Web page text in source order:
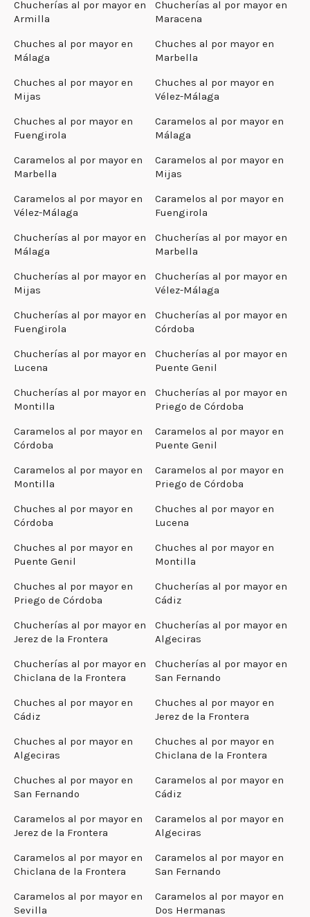
Chucherías al por mayor en
Armilla
Chucherías al por mayor en
Maracena
Chuches al por mayor en
Málaga
Chuches al por mayor en
Marbella
Chuches al por mayor en
Mijas
Chuches al por mayor en
Vélez-Málaga
Chuches al por mayor en
Fuengirola
Caramelos al por mayor en
Málaga
Caramelos al por mayor en
Marbella
Caramelos al por mayor en
Mijas
Caramelos al por mayor en
Vélez-Málaga
Caramelos al por mayor en
Fuengirola
Chucherías al por mayor en
Málaga
Chucherías al por mayor en
Marbella
Chucherías al por mayor en
Mijas
Chucherías al por mayor en
Vélez-Málaga
Chucherías al por mayor en
Fuengirola
Chucherías al por mayor en
Córdoba
Chucherías al por mayor en
Lucena
Chucherías al por mayor en
Puente Genil
Chucherías al por mayor en
Montilla
Chucherías al por mayor en
Priego de Córdoba
Caramelos al por mayor en
Córdoba
Caramelos al por mayor en
Puente Genil
Caramelos al por mayor en
Montilla
Caramelos al por mayor en
Priego de Córdoba
Chuches al por mayor en
Córdoba
Chuches al por mayor en
Lucena
Chuches al por mayor en
Puente Genil
Chuches al por mayor en
Montilla
Chuches al por mayor en
Priego de Córdoba
Chucherías al por mayor en
Cádiz
Chucherías al por mayor en
Jerez de la Frontera
Chucherías al por mayor en
Algeciras
Chucherías al por mayor en
Chiclana de la Frontera
Chucherías al por mayor en
San Fernando
Chuches al por mayor en
Cádiz
Chuches al por mayor en
Jerez de la Frontera
Chuches al por mayor en
Algeciras
Chuches al por mayor en
Chiclana de la Frontera
Chuches al por mayor en
San Fernando
Caramelos al por mayor en
Cádiz
Caramelos al por mayor en
Jerez de la Frontera
Caramelos al por mayor en
Algeciras
Caramelos al por mayor en
Chiclana de la Frontera
Caramelos al por mayor en
San Fernando
Caramelos al por mayor en
Sevilla
Caramelos al por mayor en
Dos Hermanas